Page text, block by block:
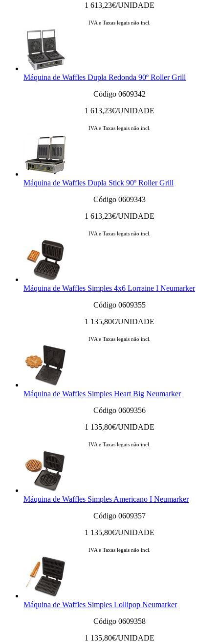
1 613,23€/UNIDADE
IVA e Taxas legais não incl.
Máquina de Waffles Dupla Redonda 90º Roller Grill
Código 0609342
1 613,23€/UNIDADE
IVA e Taxas legais não incl.
Máquina de Waffles Dupla Stick 90º Roller Grill
Código 0609343
1 613,23€/UNIDADE
IVA e Taxas legais não incl.
Máquina de Waffles Simples 4x6 Lorraine I Neumarker
Código 0609355
1 135,80€/UNIDADE
IVA e Taxas legais não incl.
Máquina de Waffles Simples Heart Big Neumarker
Código 0609356
1 135,80€/UNIDADE
IVA e Taxas legais não incl.
Máquina de Waffles Simples Americano I Neumarker
Código 0609357
1 135,80€/UNIDADE
IVA e Taxas legais não incl.
Máquina de Waffles Simples Lollipop Neumarker
Código 0609358
1 135,80€/UNIDADE